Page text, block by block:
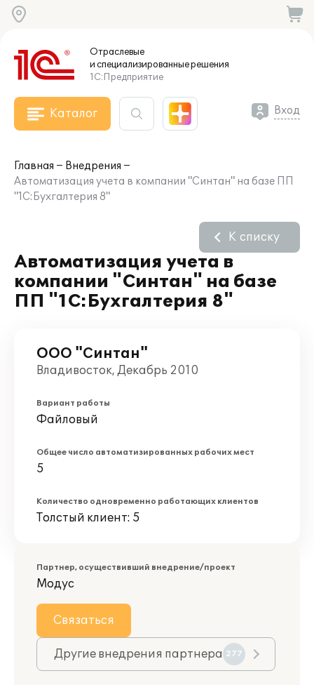
Отраслевые
и специализированныерешения
1С:Предприятие
Каталог Вход
Главная
Внедрения
Автоматизация учета в компании "Синтан" на базе ПП
"1С:Бухгалтерия 8"
Автоматизация учета в
компании "Синтан" на базе
ПП "1С:Бухгалтерия 8"
К списку
ООО "Синтан"
Владивосток, Декабрь 2010
Вариант работы
Файловый
Общее число автоматизированных рабочих мест
5
Количество одновременно работающих клиентов
Толстый клиент: 5
Партнер, осуществивший внедрение/проект
Модус
Связаться
Другие внедрения партнера 277